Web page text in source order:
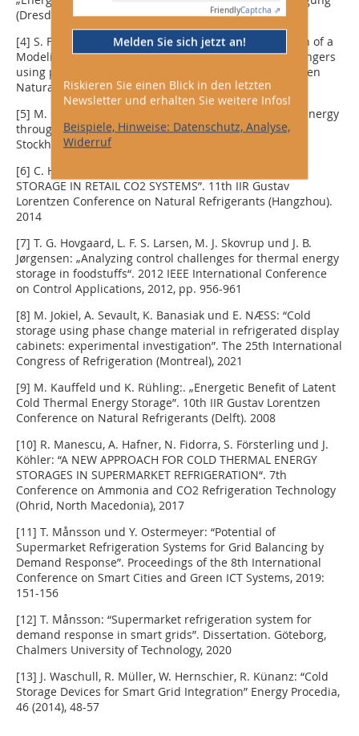
(Dresden), 2021
[4] S. Försterling, H. Selvnes und A. Sevault: „Validation of a
Modelica numerical model for pillow plate heat exchangers
using phase change material”. 15th IIR Gustav Lorentzen
Natural Working Fluids Conference (Trondheim), 2022
[5] M. Grozdek: “Load shifting and storage of Cooling energy
through ice bank or ice slurry systems”. Dissertation.
Stockholm, Royal Institute of Technology , 2009
[6] C. Heerup und T. Green: “LOAD SHIFTING BY ICE
STORAGE IN RETAIL CO2 SYSTEMS”. 11th IIR Gustav
Lorentzen Conference on Natural Refrigerants (Hangzhou).
2014
[7] T. G. Hovgaard, L. F. S. Larsen, M. J. Skovrup und J. B.
Jørgensen: „Analyzing control challenges for thermal energy
storage in foodstuffs“. 2012 IEEE International Conference
on Control Applications, 2012, pp. 956-961
[8] M. Jokiel, A. Sevault, K. Banasiak und E. NÆSS: “Cold
storage using phase change material in refrigerated display
cabinets: experimental investigation”. The 25th International
Congress of Refrigeration (Montreal), 2021
[9] M. Kauffeld und K. Rühling:. „Energetic Benefit of Latent
Cold Thermal Energy Storage”. 10th IIR Gustav Lorentzen
Conference on Natural Refrigerants (Delft). 2008
[10] R. Manescu, A. Hafner, N. Fidorra, S. Försterling und J.
Köhler: “A NEW APPROACH FOR COLD THERMAL ENERGY
STORAGES IN SUPERMARKET REFRIGERATION“. 7th
Conference on Ammonia and CO2 Refrigeration Technology
(Ohrid, North Macedonia), 2017
[11] T. Månsson und Y. Ostermeyer: “Potential of
Supermarket Refrigeration Systems for Grid Balancing by
Demand Response”. Proceedings of the 8th International
Conference on Smart Cities and Green ICT Systems, 2019:
151-156
[12] T. Månsson: “Supermarket refrigeration system for
demand response in smart grids”. Dissertation. Göteborg,
Chalmers University of Technology, 2020
[13] J. Waschull, R. Müller, W. Hernschier, R. Künanz: “Cold
Storage Devices for Smart Grid Integration” Energy Procedia,
46 (2014), 48-57
FriendlyCaptcha ⇗
Melden Sie sich jetzt an!
Riskieren Sie einen Blick in den letzten
Newsletter und erhalten Sie weitere Infos!
Beispiele, Hinweise: Datenschutz, Analyse,
Widerruf